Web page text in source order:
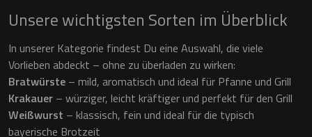
Unsere wichtigsten Sorten im Überblick
In unserer Kategorie findest Du eine Auswahl, die viele
Vorlieben abdeckt – ohne zu überladen zu wirken:
Bratwürste – mild, aromatisch und ideal für Pfanne und Grill
Krakauer – würziger, leicht kräftiger und perfekt für den Grill
Weißwurst – klassisch, fein und ideal für die typisch
bayerische Brotzeit